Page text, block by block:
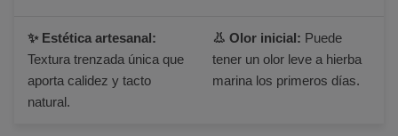
✨ Estética artesanal:
Textura trenzada única que
aporta calidez y tacto
natural.
👃 Olor inicial: Puede
tener un olor leve a hierba
marina los primeros días.